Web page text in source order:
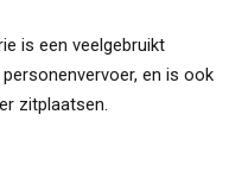
is een veelgebruikt
en is ook
zitplaatsen.